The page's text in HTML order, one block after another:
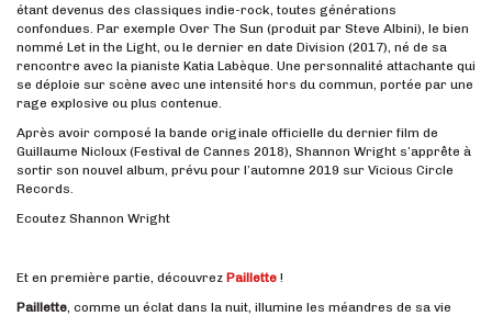
étant devenus des classiques indie-rock, toutes générations
confondues. Par exemple Over The Sun (produit par Steve Albini), le bien
nommé Let in the Light, ou le dernier en date Division (2017), né de sa
rencontre avec la pianiste Katia Labèque. Une personnalité attachante qui
se déploie sur scène avec une intensité hors du commun, portée par une
rage explosive ou plus contenue.
Après avoir composé la bande originale officielle du dernier film de
Guillaume Nicloux (Festival de Cannes 2018), Shannon Wright s’apprête à
sortir son nouvel album, prévu pour l’automne 2019 sur Vicious Circle
Records.
Ecoutez Shannon Wright
Et en première partie, découvrez Paillette !
Paillette, comme un éclat dans la nuit, illumine les méandres de sa vie